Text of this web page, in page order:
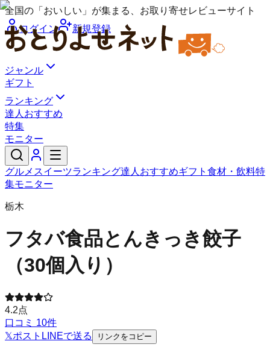
全国の「おいしい」が集まる、お取り寄せレビューサイト
ログイン
新規登録
ジャンル
ギフト
ランキング
達人おすすめ
特集
モニター
グルメ スイーツランキング達人おすすめギフト 食材・飲料特
集モニター
栃木
フタバ食品とんきっき餃子
（30個入り）
4.2点
口コミ 10件
𝕏ポスト LINEで送る リンクをコピー